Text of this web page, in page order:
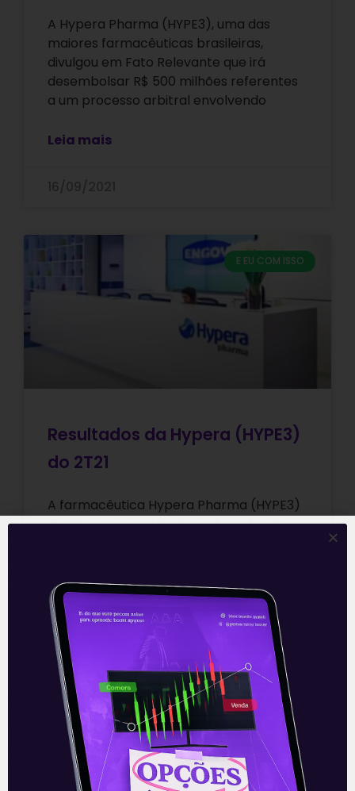
A Hypera Pharma (HYPE3), uma das
maiores farmacêuticas brasileiras,
divulgou em Fato Relevante que irá
desembolsar R$ 500 milhões referentes
a um processo arbitral envolvendo
Leia mais
E EU COM ISSO
Resultados da Hypera (HYPE3)
do 2T21
A farmacêutica Hypera Pharma (HYPE3)
divulgou seus resultados referentes ao
resultado foi
Leia mais
26/07/2021
E EU COM ISSO